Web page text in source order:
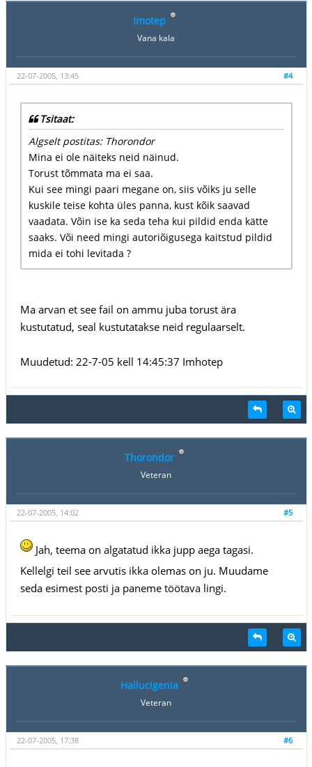
Imotep
Vana kala
#4
22-07-2005, 13:45
Tsitaat:
Algselt postitas: Thorondor
Mina ei ole näiteks neid näinud.
Torust tõmmata ma ei saa.
Kui see mingi paari megane on, siis võiks ju selle
kuskile teise kohta üles panna, kust kõik saavad
vaadata. Võin ise ka seda teha kui pildid enda kätte
saaks. Või need mingi autoriõigusega kaitstud pildid
mida ei tohi levitada ?
Ma arvan et see fail on ammu juba torust ära
kustutatud, seal kustutatakse neid regulaarselt.
Muudetud: 22-7-05 kell 14:45:37 Imhotep
Thorondor
Veteran
#5
22-07-2005, 14:02
Jah, teema on algatatud ikka jupp aega tagasi.
Kellelgi teil see arvutis ikka olemas on ju. Muudame
seda esimest posti ja paneme töötava lingi.
Hallucigenia
Veteran
#6
22-07-2005, 17:38